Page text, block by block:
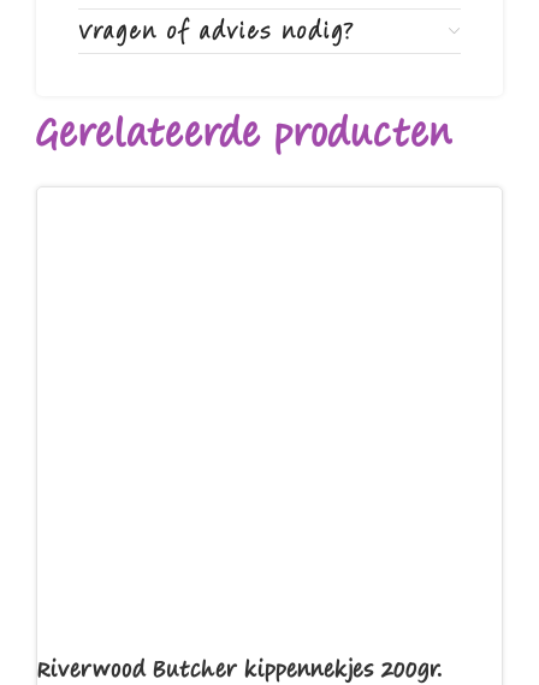
Vragen of advies nodig?
Gerelateerde producten
Riverwood Butcher kippennekjes 200gr.